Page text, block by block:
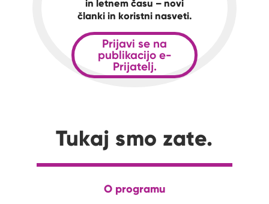
in letnem času – novi
članki in koristni nasveti.
Prijavi se na
publikacijo e-
Prijatelj.
Tukaj smo zate.
O programu